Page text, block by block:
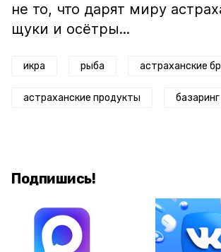
не то, что дарят миру
щуки и осётры...
икра рыба астраханские
астраханские продукты базаринг
Подпишись!